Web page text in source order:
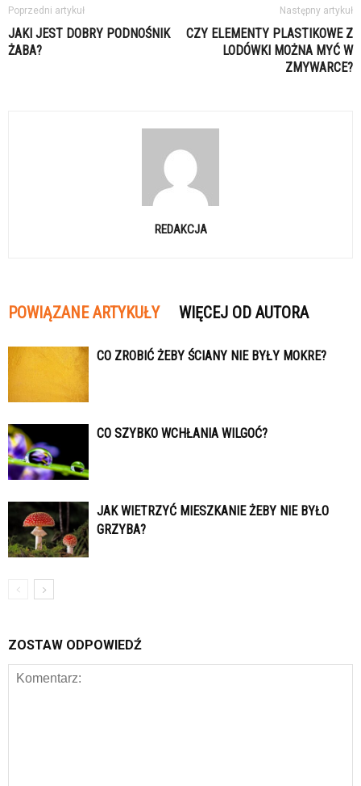
Poprzedni artykuł
JAKI JEST DOBRY PODNOŚNIK
ŻABA?
Następny artykuł
CZY ELEMENTY PLASTIKOWE Z
LODÓWKI MOŻNA MYĆ W
ZMYWARCE?
REDAKCJA
POWIĄZANE ARTYKUŁY WIĘCEJ OD AUTORA
CO ZROBIĆ ŻEBY ŚCIANY NIE BYŁY MOKRE?
CO SZYBKO WCHŁANIA WILGOĆ?
JAK WIETRZYĆ MIESZKANIE ŻEBY NIE BYŁO
GRZYBA?
ZOSTAW ODPOWIEDŹ